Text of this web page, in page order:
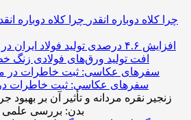
چرا کلاه دوباره انقدر
افت تولید ورق‌های فولادی
سفرهای عکاسی: ثبت خاطرات در
زنجیر نقره مردانه و تأثیر آن بر بهبود
بدن: بررسی علمی